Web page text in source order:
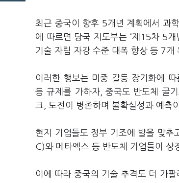
최근 중국이 향후 5개년 계획에서 과
에 따르면 당국 지도부는 ‘제15차 5
기술 자립 자강 수준 대폭 향상 등 7개
이러한 행보는 미중 갈등 장기화에
등 규제를 가하자, 중국도 반도체 굴
크, 도전이 병존하며 불확실성과 예측
현지 기업들도 정부 기조에 발을 맞
C)와 메타엑스 등 반도체 기업들이
이에 따라 중국의 기술 추격도 더 가